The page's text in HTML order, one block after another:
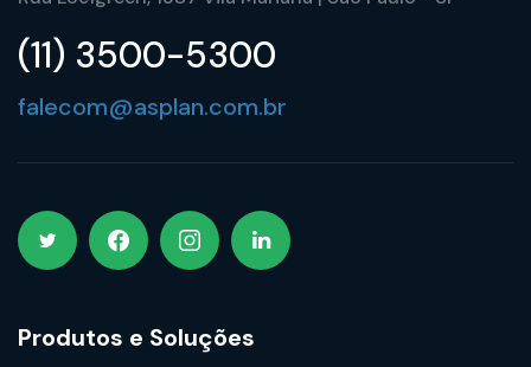
(11) 3500-5300
falecom@asplan.com.br
Produtos e Soluções